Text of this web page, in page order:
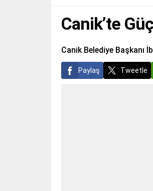
Canik’te
Canik Belediye Başkanı
Paylaş Tweetle